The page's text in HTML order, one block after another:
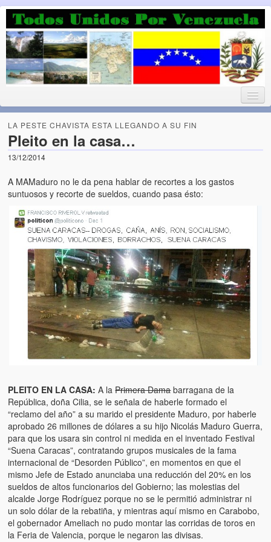
Luchando por la Democracia
Fuera el chavismo, la peor peste que le ha caido a esta tierra
Home
¡Bienvenido!
Todos Unidos por Venezuela te da la bienvenida a éste nuestro
Blog. (Todos Unidos por Venezuela welcomes you to our Blog)
Acerca de este blog (About this Blog)
Artículos
El Tipo y los Rojos en Los Teques (The Jerk and the Reds in
Teques)
Hablé con Chavistas (I spoke with chavistas)
La burla del Chavez “tan amante de los niños” (The mockery of
Los niños de las calles de Venezuela (Children of the streets of
Venezuela)
Luis y El Mono… en armas (Luis and El Mono… armed)
Puente Llaguno, Miraflores… ¿y Lina?
Radio Emisoras y canales de televisión clausurados por el
de Chávez hasta el 2009
Victimas del 11 de abril de 2002
LA PESTE CHAVISTA ESTA LLEGANDO A SU FIN
Pleito en la casa…
13/12/2014
A MAMaduro no le da pena hablar de recortes a los gastos
suntuosos y recorte de sueldos, cuando pasa ésto:
PLEITO EN LA CASA: A laPrimera Damabarragana de la
República, doña Cilia, se le señala de haberle formado el
“reclamo del año” a su marido el presidente Maduro, por haberle
aprobado 26 millones de dólares a su hijo Nicolás Maduro Guerra,
para que los usara sin control ni medida en el inventado Festival
“Suena Caracas”, contratando grupos musicales de la fama
internacional de “Desorden Público”, en momentos en que el
mismo Jefe de Estado anunciaba una reducción del 20% en los
sueldos de altos funcionarios del Gobierno; las molestias del
alcalde Jorge Rodríguez porque no se le permitió administrar ni
un solo dólar de la rebatiña, y mientras aquí mismo en Carabobo,
el gobernador Ameliach no pudo montar las corridas de toros en
la Feria de Valencia, porque le negaron las divisas.